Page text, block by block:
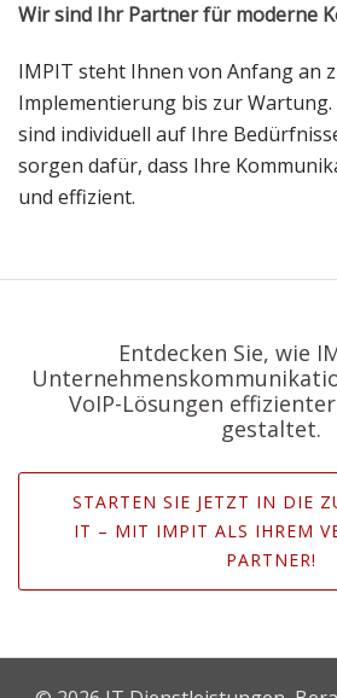
Wir sind Ihr Partner für moderne
IMPIT steht Ihnen von Anfang an
Implementierung bis zur
sind individuell auf Ihre
sorgen dafür, dass Ihre
und effizient.
Entdecken Sie, wie
VoIP-Lösungen
gestaltet.
STARTEN SIE JETZT IN DIE
IT – MIT IMPIT ALS IHREM
PARTNER!